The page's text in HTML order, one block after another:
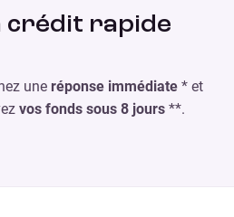
crédit rapide
une réponse immédiate* et
vos fonds sous 8 jours**.